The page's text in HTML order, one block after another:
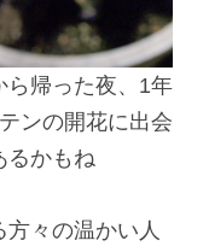
ら帰った夜、1年
ンの開花に出会
るかもね
々の温かい人